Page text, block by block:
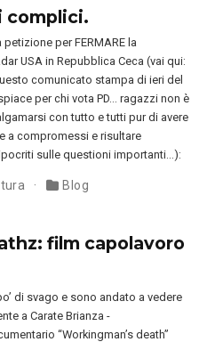
complici.
petizione per FERMARE la
USA in Repubblica Ceca (vai qui:
comunicato stampa di ieri del
per chi vota PD… ragazzi non è
con tutto e tutti pur di avere
a compromessi e risultare
sulle questioni importanti…):
Blog
film capolavoro
di svago e sono andato a vedere
a Carate Brianza -
“Workingman’s death”